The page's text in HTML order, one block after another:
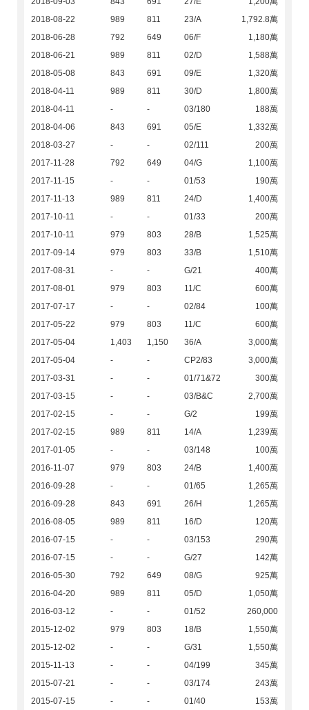
2018-08-22
989 811 23/A
1,792.8萬
2018-06-28
792 649 06/F
1,180萬
2018-06-21
989 811 02/D
1,588萬
2018-05-08
843 691 09/E
1,320萬
2018-04-11
989 811 30/D
1,800萬
2018-04-11
- - 03/180
188萬
2018-04-06
843 691 05/E
1,332萬
2018-03-27
- - 02/111
200萬
2017-11-28
792 649 04/G
1,100萬
2017-11-15
- - 01/53
190萬
2017-11-13
989 811 24/D
1,400萬
2017-10-11
- - 01/33
200萬
2017-10-11
979 803 28/B
1,525萬
2017-09-14
979 803 33/B
1,510萬
2017-08-31
- - G/21
400萬
2017-08-01
979 803 11/C
600萬
2017-07-17
- - 02/84
100萬
2017-05-22
979 803 11/C
600萬
2017-05-04
1,403 1,150 36/A
3,000萬
2017-05-04
- - CP2/83
3,000萬
2017-03-31
- - 01/71&72
300萬
2017-03-15
- - 03/B&C
2,700萬
2017-02-15
- - G/2
199萬
2017-02-15
989 811 14/A
1,239萬
2017-01-05
- - 03/148
100萬
2016-11-07
979 803 24/B
1,400萬
2016-09-28
- - 01/65
1,265萬
2016-09-28
843 691 26/H
1,265萬
2016-08-05
989 811 16/D
120萬
2016-07-15
- - 03/153
290萬
2016-07-15
- - G/27
142萬
2016-05-30
792 649 08/G
925萬
2016-04-20
989 811 05/D
1,050萬
2016-03-12
- - 01/52
260,000
2015-12-02
979 803 18/B
1,550萬
2015-12-02
- - G/31
1,550萬
2015-11-13
- - 04/199
345萬
2015-07-21
- - 03/174
243萬
2015-07-15
- - 01/40
153萬